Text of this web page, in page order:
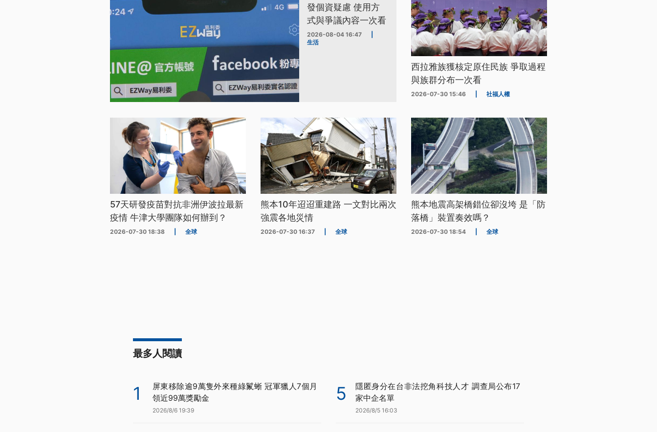
發個資疑慮 使用方
式與爭議內容一次看
2026-08-04 16:47
生活
西拉雅族獲核定原住民族 爭取過程
與族群分布一次看
2026-07-30 15:46 社福人權
57天研發疫苗對抗非洲伊波拉最新
疫情 牛津大學團隊如何辦到？
2026-07-30 18:38 全球
熊本10年迢迢重建路 一文對比兩次
強震各地災情
2026-07-30 16:37 全球
熊本地震高架橋錯位卻沒垮 是「防
落橋」裝置奏效嗎？
2026-07-30 18:54 全球
最多人閱讀
1
屏東移除逾9萬隻外來種綠鬣蜥 冠軍獵人7個月
領近99萬獎勵金
2026/8/6 19:39
5
隱匿身分在台非法挖角科技人才 調查局公布17
家中企名單
2026/8/5 16:03